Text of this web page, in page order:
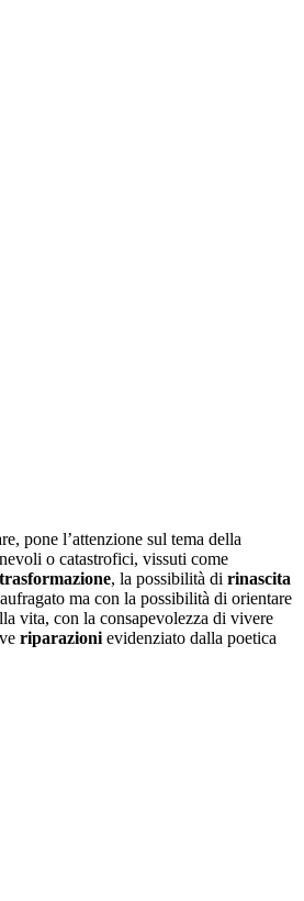
pone l’attenzione sul tema della
o catastrofici, vissuti come
trasformazione, la possibilità di rinascita
ma con la possibilità di orientare
vita, con la consapevolezza di vivere
riparazioni evidenziato dalla poetica